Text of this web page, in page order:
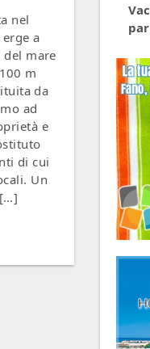
nel
a
mare
m
da
ad
e
di cui
Un